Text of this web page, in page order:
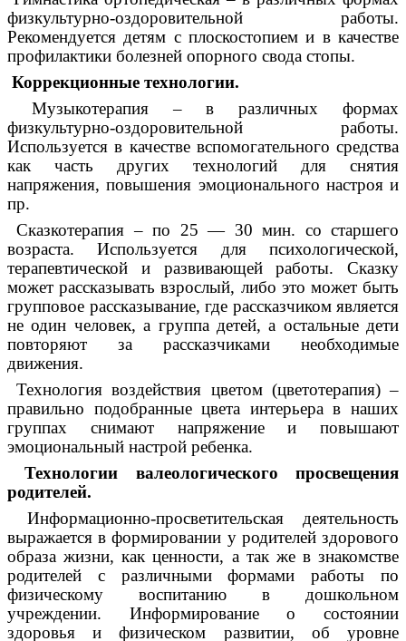
физкультурно-оздоровительной работы.
Рекомендуется детям с плоскостопием и в качестве
профилактики болезней опорного свода стопы.
Коррекционные технологии.
Музыкотерапия – в различных формах
физкультурно-оздоровительной работы.
Используется в качестве вспомогательного средства
как часть других технологий для снятия
напряжения, повышения эмоционального настроя и
пр.
Сказкотерапия – по 25 — 30 мин. со старшего
возраста. Используется для психологической,
терапевтической и развивающей работы. Сказку
может рассказывать взрослый, либо это может быть
групповое рассказывание, где рассказчиком является
не один человек, а группа детей, а остальные дети
повторяют за рассказчиками необходимые
движения.
Технология воздействия цветом (цветотерапия) –
правильно подобранные цвета интерьера в наших
группах снимают напряжение и повышают
эмоциональный настрой ребенка.
Технологии валеологического просвещения
родителей.
Информационно-просветительская деятельность
выражается в формировании у родителей здорового
образа жизни, как ценности, а так же в знакомстве
родителей с различными формами работы по
физическому воспитанию в дошкольном
учреждении. Информирование о состоянии
здоровья и физическом развитии, об уровне